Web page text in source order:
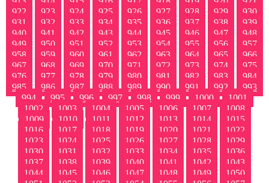
922
923 924 925 926 927 928 929
930
931
932 933 934 935 936 937 938
939
940
941 942 943 944 945 946 947
948
949
950 951 952 953 954 955 956
957
958
959 960 961 962 963 964 965
966
967
968 969 970 971 972 973 974
975
976
977 978 979 980 981 982 983
984
985
986 987 988 989 990 991 992
993
994
995 996 997 998 999 1000
1001
1002
1003 1004 1005 1006 1007
1008
1009
1010 1011 1012 1013 1014
1015
1016
1017 1018 1019 1020 1021
1022
1023
1024 1025 1026 1027 1028
1029
1030
1031 1032 1033 1034 1035
1036
1037
1038 1039 1040 1041 1042
1043
1044
1045 1046 1047 1048 1049
1050